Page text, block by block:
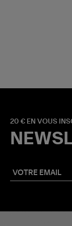
20 € EN VOUS